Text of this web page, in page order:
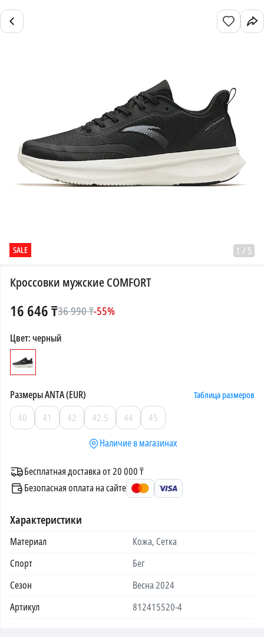
SALE 1 / 5
Кроссовки мужские COMFORT
16 646₸36 990₸-55%
Цвет:черный
РазмерыANTA (EUR) Таблица размеров
40 41 42 42.5 44
45
Наличие в магазинах
Бесплатная доставка от 20 000 ₸
Безопасная оплата на сайте
Характеристики
Материал
Кожа, Сетка
Спорт
Бег
Сезон
Весна 2024
Артикул
812415520-4